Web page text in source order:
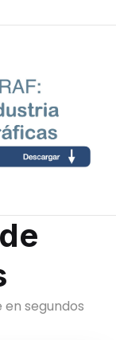
segundos